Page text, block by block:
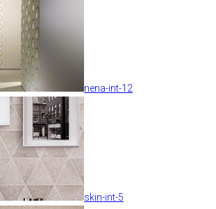
nena-int-12
skin-int-5